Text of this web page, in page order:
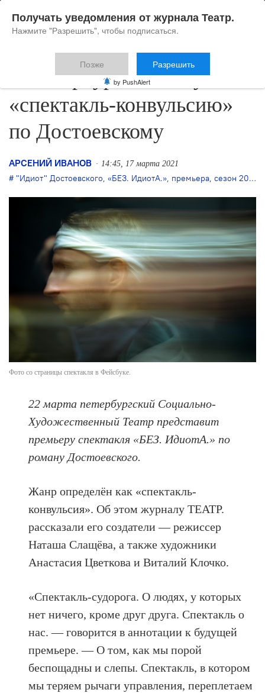
В Петербурге покажут
«спектакль-конвульсию»
по Достоевскому
АРСЕНИЙ ИВАНОВ 14:45, 17 марта 2021
"Идиот" Достоевского, «БЕЗ. ИдиотА.», премьера, сезон 2020/2021
Фото со страницы спектакля в Фейсбуке.
22 марта петербургский Социально-
Художественный Театр представит
премьеру спектакля «БЕЗ. ИдиотА.» по
роману Достоевского.
Жанр определён как «спектакль-
конвульсия». Об этом журналу ТЕАТР.
рассказали его создатели — режиссер
Наташа Слащёва, а также художники
Анастасия Цветкова и Виталий Клочко.
«Спектакль-судорога. О людях, у которых
нет ничего, кроме друг друга. Спектакль о
нас. — говорится в аннотации к будущей
премьере. — О том, как мы порой
беспощадны и слепы. Спектакль, в котором
мы теряем рычаги управления, переплетаем
Получать уведомления от журнала Театр.
Нажмите "Разрешить", чтобы подписаться.
Позже Разрешить
by PushAlert